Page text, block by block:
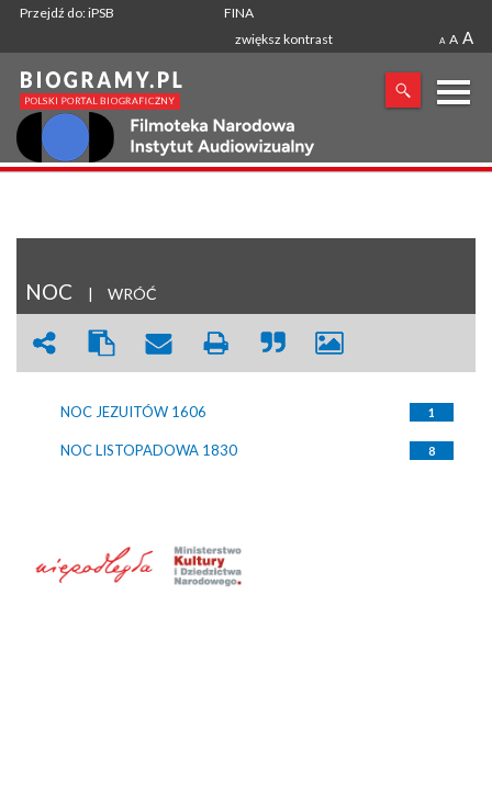
Przejdź do: iPSB
FINA
zwiększ kontrast
A A A
X
NOC | WRÓĆ
NOC JEZUITÓW 1606 1
NOC LISTOPADOWA 1830 8